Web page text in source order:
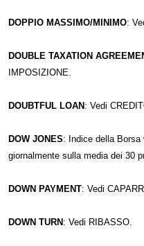
DOPPIO MASSIMO/MINIMO:
DOUBLE TAXATION
IMPOSIZIONE.
DOUBTFUL LOAN : Vedi
DOW JONES: Indice della Borsa
giornalmente sulla media dei 30
DOWN PAYMENT: Vedi
DOWN TURN : Vedi RIBASSO.